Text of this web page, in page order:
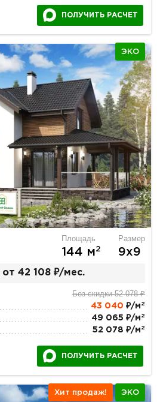
ПОЛУЧИТЬ РАСЧЕТ
ЭКО
Площадь
144 м2
Размер
9х9
от 42 108 ₽/мес.
Без скидки 52 078 ₽
43 040 ₽/м 2
49 065 ₽/м 2
52 078 ₽/м 2
ПОЛУЧИТЬ РАСЧЕТ
Хит продаж! ЭКО